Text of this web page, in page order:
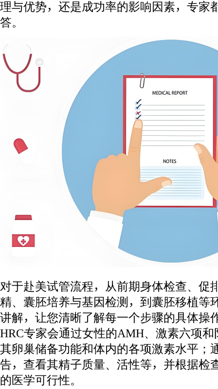
理与优势，还是成功率的影响因素，专家
答。
对于赴美试管流程，从前期身体检查、促
精、囊胚培养与基因检测，到囊胚移植等
讲解，让您清晰了解每一个步骤的具体操
HRC专家会通过女性的AMH、激素六项
其卵巢储备功能和体内的各项激素水平；
告，查看其精子质量、活性等，并根据检
的医学可行性。